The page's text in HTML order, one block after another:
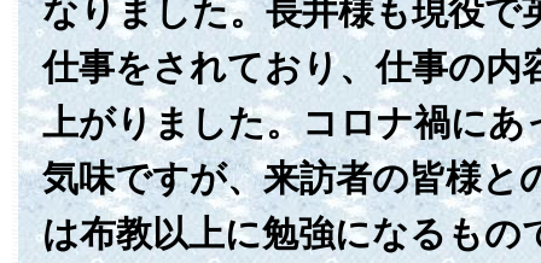
なりました。長井様も現役で
仕事をされており、仕事の内
上がりました。コロナ禍にあ
気味ですが、来訪者の皆様と
は布教以上に勉強になるもの